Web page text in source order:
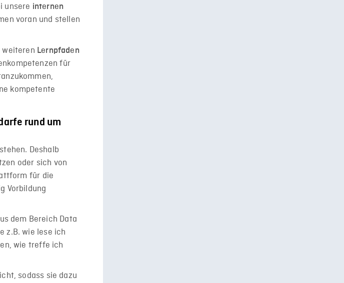
unsere internen
voran und stellen
weiteren Lernpfaden
für
kompetente
rund um
Deshalb
oder sich von
für die
Vorbildung
dem Bereich Data
z.B. wie lese ich
wie treffe ich
sodass sie dazu